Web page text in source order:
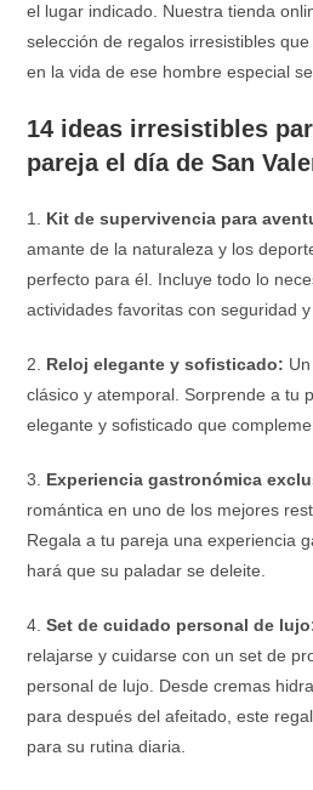
el lugar indicado. Nuestra tienda
selección de regalos irresistibles
en la vida de ese hombre especial
14 ideas irresistibles
pareja el día de San
1. Kit de supervivencia para
amante de la naturaleza y los
perfecto para él. Incluye todo lo
actividades favoritas con seguridad y
2. Reloj elegante y sofisticado:
clásico y atemporal. Sorprende a tu
elegante y sofisticado que
3. Experiencia gastronómica
romántica en uno de los mejores
Regala a tu pareja una experiencia
hará que su paladar se deleite.
4.Set de cuidado personal de
relajarse y cuidarse con un set de
personal de lujo. Desde cremas
para después del afeitado, este
para su rutina diaria.